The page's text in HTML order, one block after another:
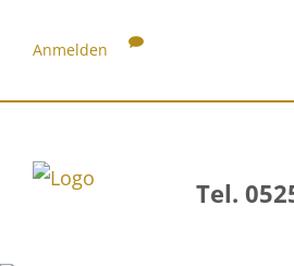
Anmelden
Tel.